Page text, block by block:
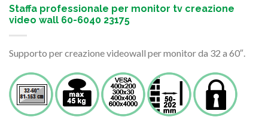
Staffa professionale per monitor tv creazione
video wall 60-6040 23175
Supporto per creazione videowall per monitor da 32 a 60″.